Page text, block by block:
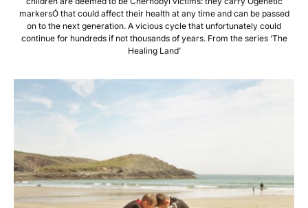
markersÓ that could affect their health at any time and can be passed
on to the next generation. A vicious cycle that unfortunately could
continue for hundreds if not thousands of years. From the series ‘The
Healing Land’